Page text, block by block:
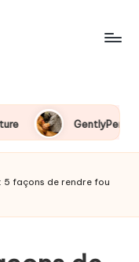
se branle dans
5 façons de rendre fou